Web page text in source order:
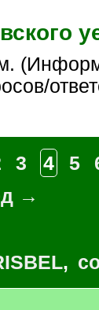
3 4 5
→
,